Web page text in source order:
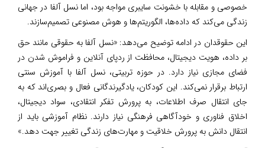
خصوصی و مقابله با خشونت سایبری مواجه بود، اما نسل آلفا در جهانی
زندگی می‌کند که داده‌ها، الگوریتم‌ها و هوش مصنوعی تصمیم‌سازند.
این حقوقدان در ادامه توضیح می‌دهد: «نسل آلفا به حقوقی مانند حق
بر داده، هویت دیجیتال، محافظت از ردپای آنلاین و فراموش شدن در
فضای مجازی نیاز دارد. در حوزه تربیتی، نسل آلفا با آموزش سنتی
ارتباط برقرار نمی‌کند. این کودکان، یادگیرندگانی فعال و بصری‌اند که به
جای انتقال صرف اطلاعات، به پرورش تفکر انتقادی، سواد دیجیتال،
اخلاق فناوری و خودآگاهی فرهنگی نیاز دارند. نظام آموزشی باید از
انتقال دانش به پرورش خلاقیت و مهارت‌های زندگی تغییر جهت دهد.»